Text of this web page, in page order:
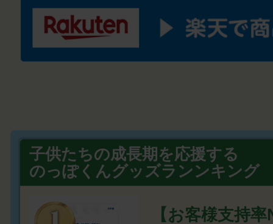
子供たちの成長期を応援する
のっぽくんグッズランンキング
【お客様支持